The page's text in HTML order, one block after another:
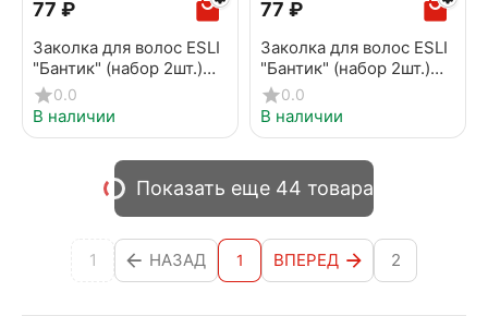
‍77‍ ₽
Заколка для волос ESLI
"Бантик" (набор 2шт.)
EH109
0.0
В наличии
‍77‍ ₽
Заколка для волос ESLI
"Бантик" (набор 2шт.)
EH129
0.0
В наличии
Показать еще 44 товара
1 НАЗАД 1 ВПЕРЕД 2